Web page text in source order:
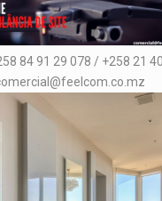
84 91 29 078 / +258 21